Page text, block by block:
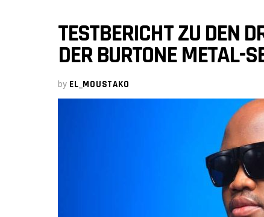
TESTBERICHT ZU DEN
DER BURTONE METAL-
by EL_MOUSTAKO